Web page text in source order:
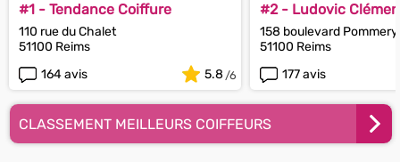
#1 - Tendance Coiffure
110 rue du Chalet
51100 Reims
164 avis
5.8
#2 - Ludovic
158 boulevard Pommery
51100 Reims
177 avis
CLASSEMENT MEILLEURS COIFFEURS